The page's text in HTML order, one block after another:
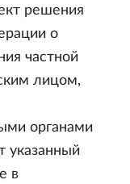
решения
о
частной
лицом,
органами
указанный
в